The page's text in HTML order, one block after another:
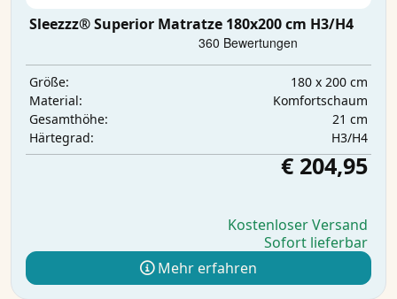
Sleezzz® Superior Matratze 180x200 cm H3/H4
Größe:
180 x 200 cm
Material:
Komfortschaum
Gesamthöhe:
21 cm
Härtegrad:
H3/H4
€ 204,95
Kostenloser Versand
Sofort lieferbar
Mehr erfahren